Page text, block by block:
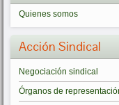
Quienes somos
Acción Sindical
Negociación sindical
Órganos de